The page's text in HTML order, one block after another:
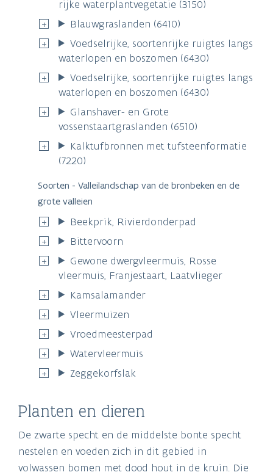
rijke waterplantvegetatie (3150)
Blauwgraslanden (6410)
Voedselrijke, soortenrijke ruigtes langs
waterlopen en boszomen (6430)
Voedselrijke, soortenrijke ruigtes langs
waterlopen en boszomen (6430)
Glanshaver- en Grote
vossenstaartgraslanden (6510)
Kalktufbronnen met tufsteenformatie
(7220)
Soorten - Valleilandschap van de bronbeken en de
grote valleien
Beekprik, Rivierdonderpad
Bittervoorn
Gewone dwergvleermuis, Rosse
vleermuis, Franjestaart, Laatvlieger
Kamsalamander
Vleermuizen
Vroedmeesterpad
Watervleermuis
Zeggekorfslak
Planten en dieren
De zwarte specht en de middelste bonte specht
nestelen en voeden zich in dit gebied in
volwassen bomen met dood hout in de kruin. Die